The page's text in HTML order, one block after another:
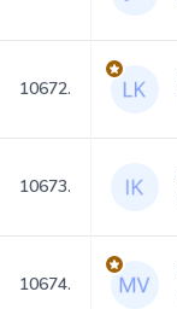
10672.
10673.
10674.